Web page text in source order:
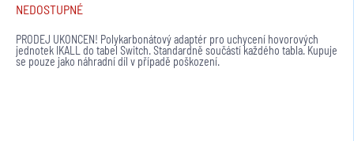
NEDOSTUPNÉ
PRODEJ UKONČEN! Polykarbonátový adaptér pro uchycení hovorových
jednotek IKALL do tabel Switch. Standardně součástí každého tabla. Kupuje
se pouze jako náhradní díl v případě poškození.